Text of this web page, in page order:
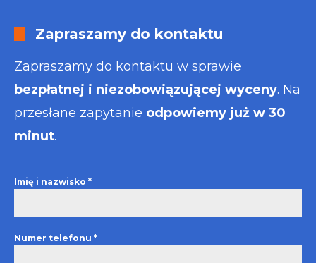
Zapraszamy do kontaktu
Zapraszamy do kontaktu w sprawie
bezpłatnej i niezobowiązującej wyceny. Na
przesłane zapytanie odpowiemy już w 30
minut.
Imię i nazwisko *
Numer telefonu *